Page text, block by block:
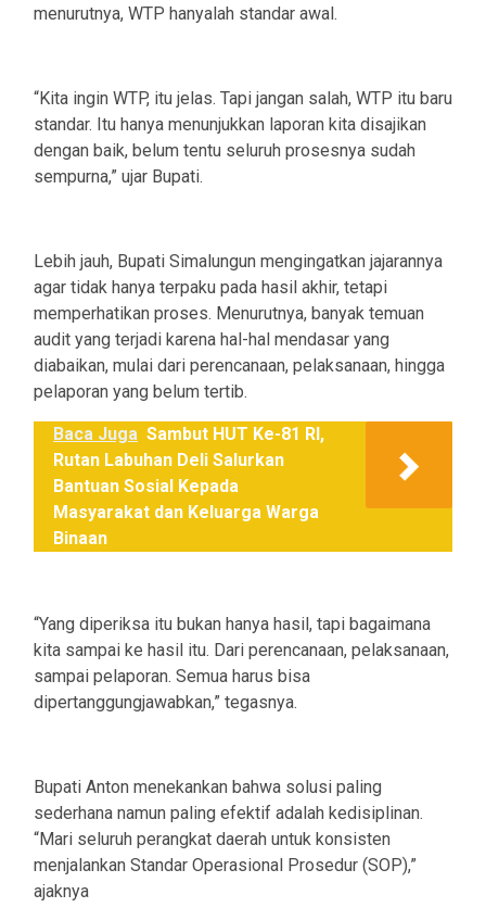
menurutnya, WTP hanyalah standar awal.
“Kita ingin WTP, itu jelas. Tapi jangan salah, WTP itu baru
standar. Itu hanya menunjukkan laporan kita disajikan
dengan baik, belum tentu seluruh prosesnya sudah
sempurna,” ujar Bupati.
Lebih jauh, Bupati Simalungun mengingatkan jajarannya
agar tidak hanya terpaku pada hasil akhir, tetapi
memperhatikan proses. Menurutnya, banyak temuan
audit yang terjadi karena hal-hal mendasar yang
diabaikan, mulai dari perencanaan, pelaksanaan, hingga
pelaporan yang belum tertib.
Baca Juga Sambut HUT Ke-81 RI,
Rutan Labuhan Deli Salurkan
Bantuan Sosial Kepada
Masyarakat dan Keluarga Warga
Binaan
“Yang diperiksa itu bukan hanya hasil, tapi bagaimana
kita sampai ke hasil itu. Dari perencanaan, pelaksanaan,
sampai pelaporan. Semua harus bisa
dipertanggungjawabkan,” tegasnya.
Bupati Anton menekankan bahwa solusi paling
sederhana namun paling efektif adalah kedisiplinan.
“Mari seluruh perangkat daerah untuk konsisten
menjalankan Standar Operasional Prosedur (SOP),”
ajaknya